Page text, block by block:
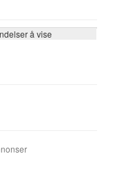
å vise